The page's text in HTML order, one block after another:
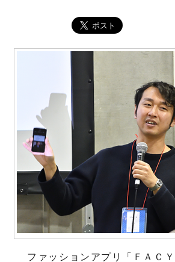
ファッションアプリ「ＦＡＣ